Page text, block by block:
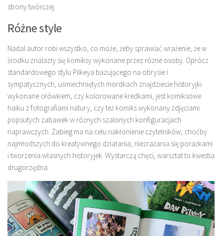
strony twórczej.
Różne style
Nadal autor robi wszystko, co może, żeby sprawiać wrażenie, że w
środku znalazły się komiksy wykonane przez różne osoby. Oprócz
standardowego stylu Pilkeya bazującego na obrysie i
sympatycznych, uśmiechniętych mordkach znajdziecie historyjki
wykonane ołówkiem, czy kolorowane kredkami, jest komiksowe
haiku z fotografiami natury, czy też komiks wykonany zdjęciami
popsutych zabawek w różnych szalonych konfiguracjach
naprawczych. Zabieg ma na celu nakłonienie czytelników, choćby
najmłodszych do kreatywnego działania, niezrażania się porażkami
i tworzenia własnych historyjek. Wystarczą chęci, warsztat to kwestia
drugorzędna.